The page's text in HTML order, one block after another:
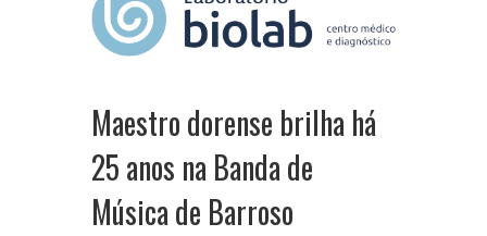
Maestro dorense brilha há
25 anos na Banda de
Música de Barroso